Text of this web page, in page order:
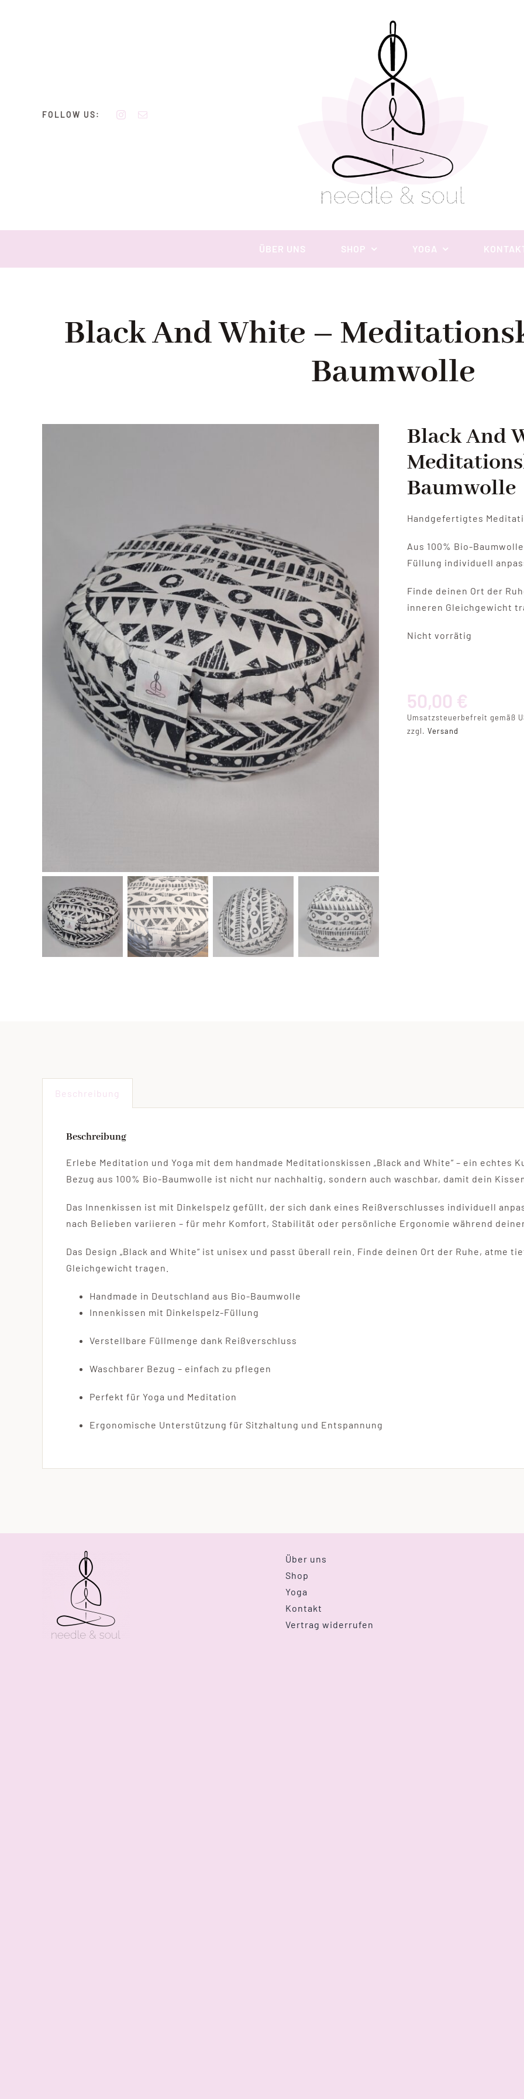
FOLLOW US:
ÜBER UNS SHOP YOGA
Black And White –
Baumwolle
Black And
Baumwolle
Handgefertigtes
Aus 100% Bio-
Füllung individuell
Finde deinen Ort der
inneren Gleichgewicht
Nicht vorrätig
50,00 €
Umsatzsteuerbefreit gemäß
zzgl. Versand
Beschreibung
Beschreibung
Erlebe Meditation und Yoga mit dem handmade Meditationskissen „Black and White“ – ein
Bezug aus 100% Bio-Baumwolle ist nicht nur nachhaltig, sondern auch waschbar, damit dein
Das Innenkissen ist mit Dinkelspelz gefüllt, der sich dank eines Reißverschlusses individuell
nach Belieben variieren – für mehr Komfort, Stabilität oder persönliche Ergonomie während
Das Design „Black and White“ ist unisex und passt überall rein. Finde deinen Ort der Ruhe, atme
Gleichgewicht tragen.
Handmade in Deutschland aus Bio-Baumwolle
Innenkissen mit Dinkelspelz-Füllung
Verstellbare Füllmenge dank Reißverschluss
Waschbarer Bezug – einfach zu pflegen
Perfekt für Yoga und Meditation
Ergonomische Unterstützung für Sitzhaltung und Entspannung
Über uns
Shop
Yoga
Kontakt
Vertrag widerrufen